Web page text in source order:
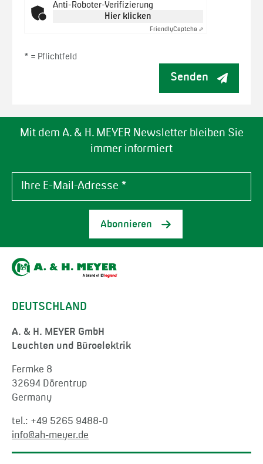
Anti-Roboter-Verifizierung
Hier klicken
FriendlyCaptcha ⇗
* = Pflichtfeld
Senden
Mit dem A. & H. MEYER Newsletter bleiben Sie
immer informiert
Abonnieren
DEUTSCHLAND
A. & H. MEYER GmbH
Leuchten und Büroelektrik
Fermke 8
32694 Dörentrup
Germany
tel.: +49 5265 9488-0
info@ah-meyer.de